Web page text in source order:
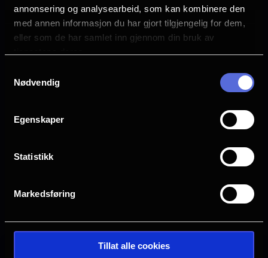
annonsering og analysearbeid, som kan kombinere den
med annen informasjon du har gjort tilgjengelig for dem,
eller som de har samlet inn gjennom din bruk av
Nødvendig
Egenskaper
Statistikk
Markedsføring
Tillat alle cookies
Distributør
Ymer Media